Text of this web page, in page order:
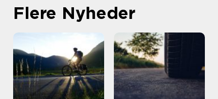
Flere Nyheder